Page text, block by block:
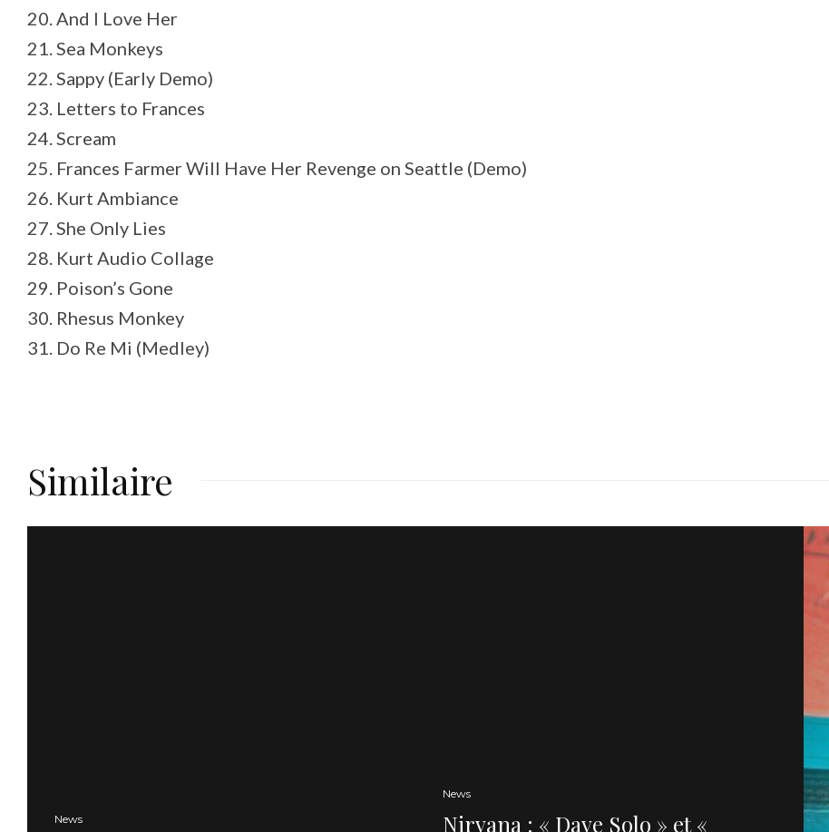
20. And I Love Her
21. Sea Monkeys
22. Sappy (Early Demo)
23. Letters to Frances
24. Scream
25. Frances Farmer Will Have Her Revenge on Seattle (Demo)
26. Kurt Ambiance
27. She Only Lies
28. Kurt Audio Collage
29. Poison’s Gone
30. Rhesus Monkey
31. Do Re Mi (Medley)
Similaire
News
News
Nirvana : « Dave Solo » et «